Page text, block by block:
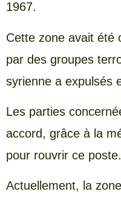
1967.
Cette zone avait été
par des groupes
syrienne a expulsés
Les parties
accord, grâce à la
pour rouvrir ce poste.
Actuellement, la